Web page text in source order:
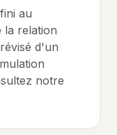
au
la relation
d'un
notre